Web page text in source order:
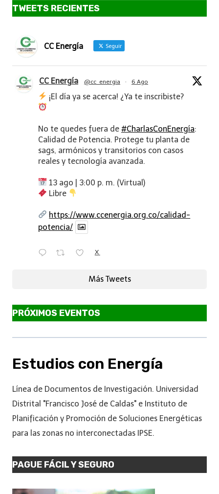
TWEETS RECIENTES
CC Energía Seguir
CC Energía @cc_energia · 6 Ago
¡El día ya se acerca! ¿Ya te inscribiste?
No te quedes fuera de #CharlasConEnergía:
Calidad de Potencia. Protege tu planta de
sags, armónicos y transitorios con casos
reales y tecnología avanzada.
13 ago | 3:00 p. m. (Virtual)
Libre
https://www.ccenergia.org.co/calidad-
potencia/
X
Más Tweets
PRÓXIMOS EVENTOS
Estudios con Energía
Línea de Documentos de Investigación. Universidad
Distrital "Francisco José de Caldas" e Instituto de
Planificación y Promoción de Soluciones Energéticas
para las zonas no interconectadas IPSE.
PAGUE FÁCIL Y SEGURO